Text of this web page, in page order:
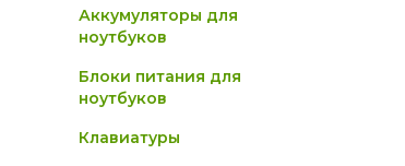
Аккумуляторы для
ноутбуков
Блоки питания для
ноутбуков
Клавиатуры